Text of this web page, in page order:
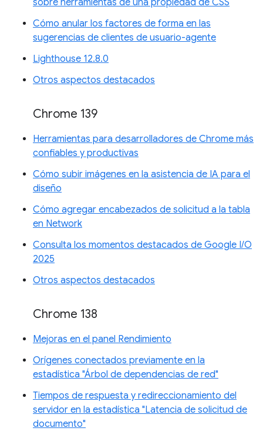
sobre herramientas de una propiedad de CSS
Cómo anular los factores de forma en las
sugerencias de clientes de usuario-agente
Lighthouse 12.8.0
Otros aspectos destacados
Chrome 139
Herramientas para desarrolladores de Chrome más
confiables y productivas
Cómo subir imágenes en la asistencia de IA para el
diseño
Cómo agregar encabezados de solicitud a la tabla
en Network
Consulta los momentos destacados de Google I/O
2025
Otros aspectos destacados
Chrome 138
Mejoras en el panel Rendimiento
Orígenes conectados previamente en la
estadística "Árbol de dependencias de red"
Tiempos de respuesta y redireccionamiento del
servidor en la estadística "Latencia de solicitud de
documento"